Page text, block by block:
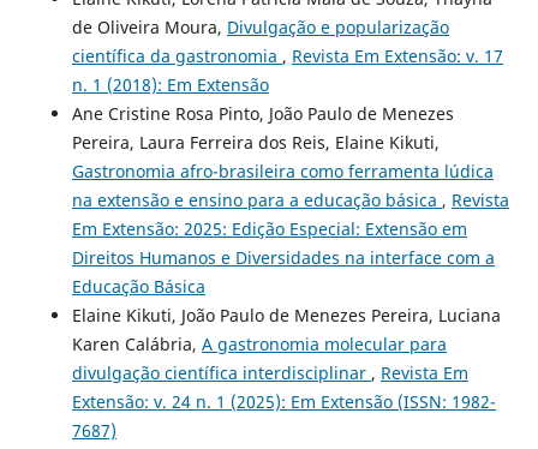
de Oliveira Moura, Divulgação e popularização
científica da gastronomia , Revista Em Extensão: v. 17
n. 1 (2018): Em Extensão
Ane Cristine Rosa Pinto, João Paulo de Menezes
Pereira, Laura Ferreira dos Reis, Elaine Kikuti,
Gastronomia afro-brasileira como ferramenta lúdica
na extensão e ensino para a educação básica , Revista
Em Extensão: 2025: Edição Especial: Extensão em
Direitos Humanos e Diversidades na interface com a
Educação Básica
Elaine Kikuti, João Paulo de Menezes Pereira, Luciana
Karen Calábria, A gastronomia molecular para
divulgação científica interdisciplinar , Revista Em
Extensão: v. 24 n. 1 (2025): Em Extensão (ISSN: 1982-
7687)